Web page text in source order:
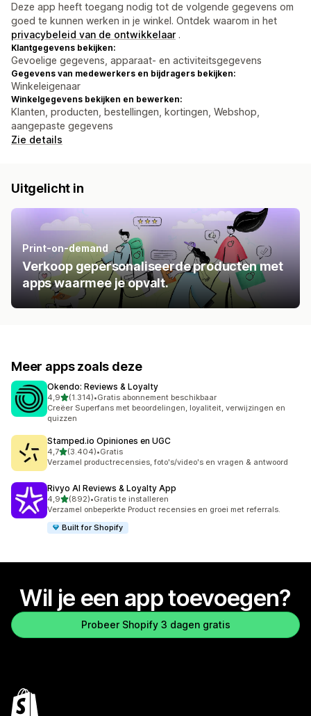
Deze app heeft toegang nodig tot de volgende gegevens om
goed te kunnen werken in je winkel. Ontdek waarom in het
privacybeleid van de ontwikkelaar .
Klantgegevens bekijken:
Gevoelige gegevens, apparaat- en activiteitsgegevens
Gegevens van medewerkers en bijdragers bekijken:
Winkeleigenaar
Winkelgegevens bekijken en bewerken:
Klanten, producten, bestellingen, kortingen, Webshop,
aangepaste gegevens
Zie details
Uitgelicht in
Print-on-demand
Verkoop gepersonaliseerde producten met
apps waarmee je opvalt.
Meer apps zoals deze
Okendo: Reviews & Loyalty
4,9van 5 sterren
(1.314)
1314 recensies in totaal
•Gratis abonnement beschikbaar
Creëer Superfans met beoordelingen, loyaliteit, verwijzingen en
quizzen
Stamped.io Opiniones en UGC
4,7van 5 sterren
(3.404)
3404 recensies in totaal
•Gratis
Verzamel productrecensies, foto's/video's en vragen & antwoord
Rivyo AI Reviews & Loyalty App
4,9van 5 sterren
(892)
892 recensies in totaal
•Gratis te installeren
Verzamel onbeperkte Product recensies en groei met referrals.
Built for Shopify
Wil je een app toevoegen?
Probeer Shopify 3 dagen gratis